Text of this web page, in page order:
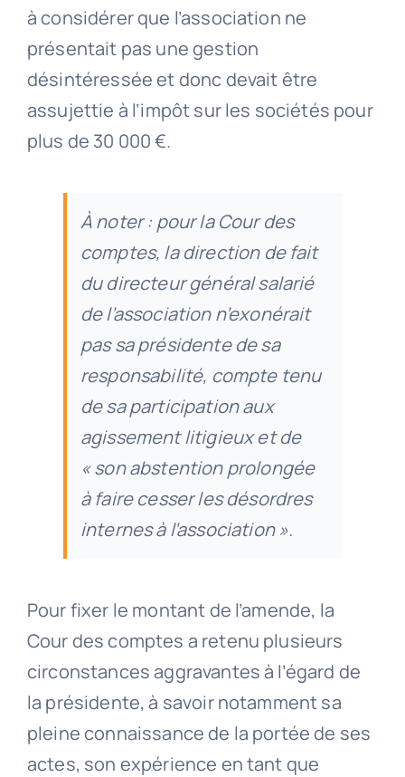
à considérer que l’association ne
présentait pas une gestion
désintéressée et donc devait être
assujettie à l’impôt sur les sociétés pour
plus de 30 000 €.
À noter : pour la Cour des
comptes, la direction de fait
du directeur général salarié
de l’association n’exonérait
pas sa présidente de sa
responsabilité, compte tenu
de sa participation aux
agissement litigieux et de
« son abstention prolongée
à faire cesser les désordres
internes à l’association ».
Pour fixer le montant de l’amende, la
Cour des comptes a retenu plusieurs
circonstances aggravantes à l’égard de
la présidente, à savoir notamment sa
pleine connaissance de la portée de ses
actes, son expérience en tant que